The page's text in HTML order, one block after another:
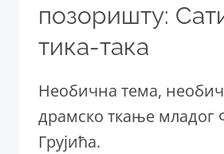
позоришту:
тика-така
Необична тема,
драмско ткање младог
Грујића.